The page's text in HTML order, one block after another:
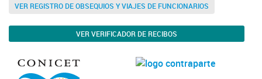
VER REGISTRO DE OBSEQUIOS Y VIAJES DE FUNCIONARIOS
VER VERIFICADOR DE RECIBOS